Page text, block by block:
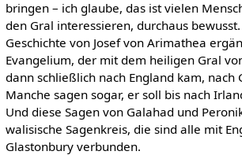
bringen – ich glaube, das ist vielen
den Gral interessieren, durchaus
Geschichte von Josef von Arimathea
Evangelium, der mit dem heiligen Gral
dann schließlich nach England kam, nach
Manche sagen sogar, er soll bis nach
Und diese Sagen von Galahad und
walisische Sagenkreis, die sind alle mit
Glastonbury verbunden.